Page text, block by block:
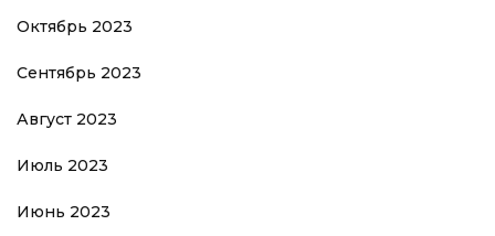
Октябрь 2023
Сентябрь 2023
Август 2023
Июль 2023
Июнь 2023